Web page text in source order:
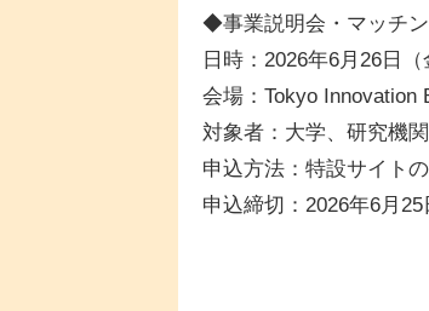
◆事業説明会・マッチン
日時：2026年6月26日
会場：Tokyo Innovation
対象者：大学、研究機
申込方法：特設サイト
申込締切：2026年6月